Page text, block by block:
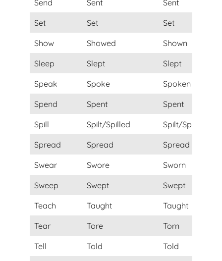
Send Sent Sent
Set Set Set
Show Showed Shown
Sleep Slept Slept
Speak Spoke Spoken
Spend Spent Spent
Spill Spilt/Spilled Spilt/Spilled
Spread Spread Spread
Swear Swore Sworn
Sweep Swept Swept
Teach Taught Taught
Tear Tore Torn
Tell Told Told